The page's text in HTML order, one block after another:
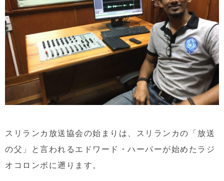
スリランカ放送協会の始まりは、スリランカの「放送
の父」と言われるエドワード・ハーパーが始めたラジ
オコロンボに遡ります。